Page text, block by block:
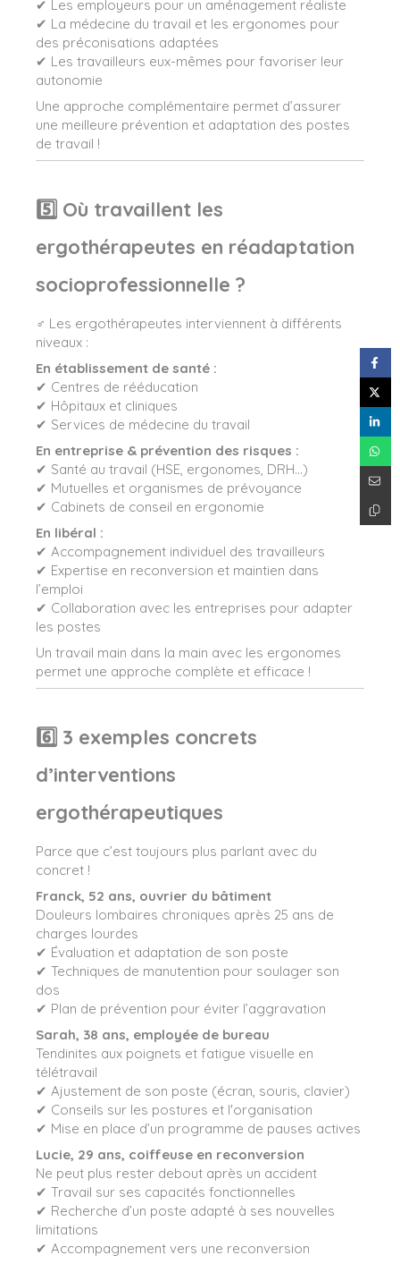
✔ Les employeurs pour un aménagement réaliste
✔ La médecine du travail et les ergonomes pour
des préconisations adaptées
✔ Les travailleurs eux-mêmes pour favoriser leur
autonomie
Une approche complémentaire permet d’assurer
une meilleure prévention et adaptation des postes
de travail !
5️⃣ Où travaillent les
ergothérapeutes en réadaptation
socioprofessionnelle ?
‍♂️ Les ergothérapeutes interviennent à différents
niveaux :
En établissement de santé :
✔ Centres de rééducation
✔ Hôpitaux et cliniques
✔ Services de médecine du travail
En entreprise & prévention des risques :
✔ Santé au travail (HSE, ergonomes, DRH…)
✔ Mutuelles et organismes de prévoyance
✔ Cabinets de conseil en ergonomie
En libéral :
✔ Accompagnement individuel des travailleurs
✔ Expertise en reconversion et maintien dans
l’emploi
✔ Collaboration avec les entreprises pour adapter
les postes
Un travail main dans la main avec les ergonomes
permet une approche complète et efficace !
6️⃣ 3 exemples concrets
d’interventions
ergothérapeutiques
Parce que c’est toujours plus parlant avec du
concret !
Franck, 52 ans, ouvrier du bâtiment
Douleurs lombaires chroniques après 25 ans de
charges lourdes
✔ Évaluation et adaptation de son poste
✔ Techniques de manutention pour soulager son
dos
✔ Plan de prévention pour éviter l’aggravation
Sarah, 38 ans, employée de bureau
Tendinites aux poignets et fatigue visuelle en
télétravail
✔ Ajustement de son poste (écran, souris, clavier)
✔ Conseils sur les postures et l'organisation
✔ Mise en place d’un programme de pauses actives
Lucie, 29 ans, coiffeuse en reconversion
Ne peut plus rester debout après un accident
✔ Travail sur ses capacités fonctionnelles
✔ Recherche d’un poste adapté à ses nouvelles
limitations
✔ Accompagnement vers une reconversion